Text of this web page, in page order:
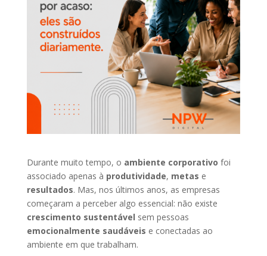
Durante muito tempo, o ambiente corporativo foi
associado apenas à produtividade, metas e
resultados. Mas, nos últimos anos, as empresas
começaram a perceber algo essencial: não existe
crescimento sustentável sem pessoas
emocionalmente saudáveis e conectadas ao
ambiente em que trabalham.